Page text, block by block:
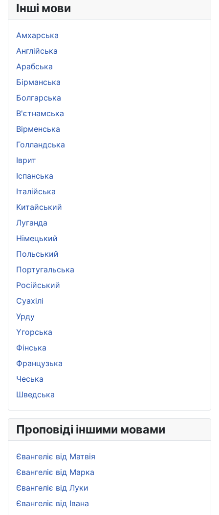
Інші мови
Амхарська
Aнглійська
Арабська
Бірманська
Болгарська
B'єтнамська
Вірменська
Голландська
Іврит
Іспанська
Iталійська
Kитайський
Луганда
Німецький
Польський
Португальська
Pосійський
Суахілі
Урду
Yгорська
Фінська
Французька
Чеська
Шведська
Проповіді іншими мовами
Євангеліє від Матвія
Євангеліє від Марка
Євангеліє від Луки
Євангеліє від Івана